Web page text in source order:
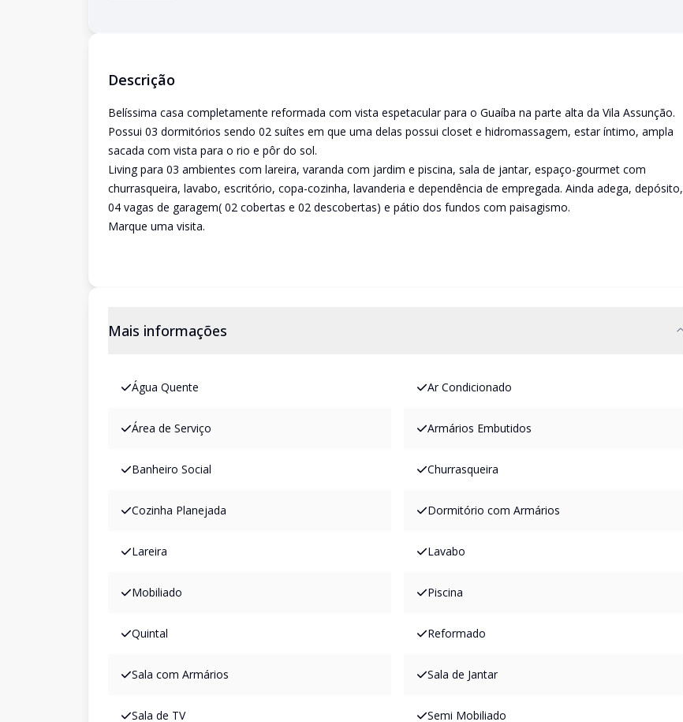
Descrição
Belíssima casa completamente reformada com vista espetacular para o Guaíba na parte alta da Vila Assunção.
Possui 03 dormitórios sendo 02 suítes em que uma delas possui closet e hidromassagem, estar íntimo, ampla
sacada com vista para o rio e pôr do sol.
Living para 03 ambientes com lareira, varanda com jardim e piscina, sala de jantar, espaço-gourmet com
churrasqueira, lavabo, escritório, copa-cozinha, lavanderia e dependência de empregada. Ainda adega, depósito,
04 vagas de garagem( 02 cobertas e 02 descobertas) e pátio dos fundos com paisagismo.
Marque uma visita.
Mais informações
Água Quente Ar Condicionado
Área de Serviço Armários Embutidos
Banheiro Social Churrasqueira
Cozinha Planejada Dormitório com Armários
Lareira Lavabo
Mobiliado Piscina
Quintal Reformado
Sala com Armários Sala de Jantar
Sala de TV Semi Mobiliado